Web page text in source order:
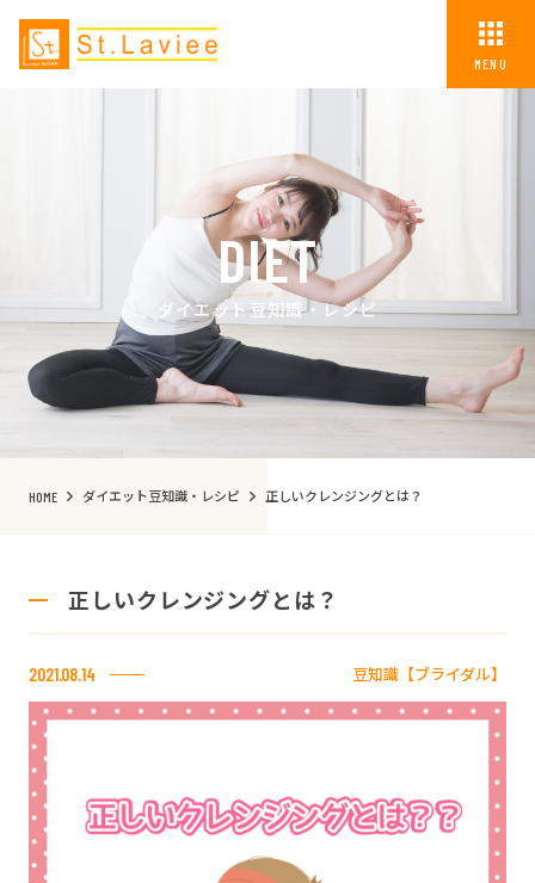
MENU
DIET
ダイエット豆知識・レシピ
HOME ダイエット豆知識・レシピ 正しいクレンジングとは？
正しいクレンジングとは？
2021.08.14 豆知識【ブライダル】